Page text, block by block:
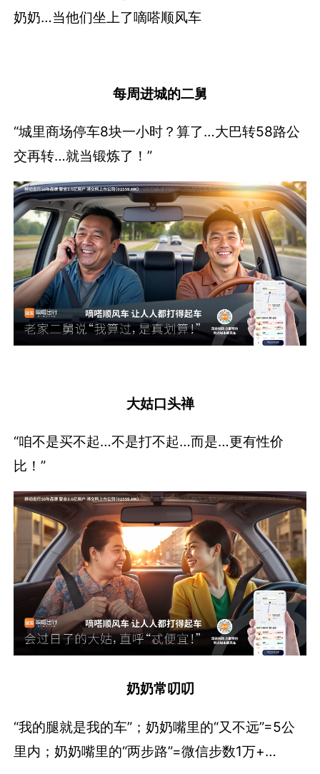
奶奶…当他们坐上了嘀嗒顺风车
每周进城的二舅
“城里商场停车8块一小时？算了…大巴转58路公
交再转…就当锻炼了！”
大姑口头禅
“咱不是买不起…不是打不起…而是…更有性价
比！”
奶奶常叨叨
“我的腿就是我的车”；奶奶嘴里的“又不远”=5公
里内；奶奶嘴里的“两步路”=微信步数1万+…